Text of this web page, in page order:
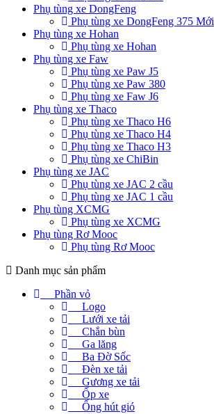
Phụ tùng xe DongFeng
Phụ tùng xe DongFeng 375 Mới
Phụ tùng xe Hohan
Phụ tùng xe Hohan
Phụ tùng xe Faw
Phụ tùng xe Paw J5
Phụ tùng xe Paw 380
Phụ tùng xe Faw J6
Phụ tùng xe Thaco
Phụ tùng xe Thaco H6
Phụ tùng xe Thaco H4
Phụ tùng xe Thaco H3
Phụ tùng xe ChiBin
Phụ tùng xe JAC
Phụ tùng xe JAC 2 cầu
Phụ tùng xe JAC 1 cầu
Phụ tùng XCMG
Phụ tùng xe XCMG
Phụ tùng Rơ Mooc
Phụ tùng Rơ Mooc
Danh mục sản phẩm
Phần vỏ
Logo
Lưới xe tải
Chắn bùn
Ga lăng
Ba Đờ Sốc
Đèn xe tải
Gương xe tải
Ốp xe
Ống hút gió